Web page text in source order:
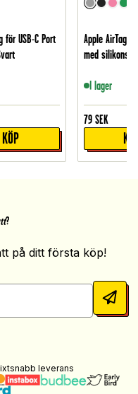
för USB-C Port
KÖP
Apple AirTag
med
I lager
79 SEK
?
på ditt första köp!
leverans